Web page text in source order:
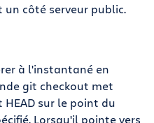
côté serveur public.
à l'instantané en
git checkout met
sur le point du
Lorsqu'il pointe vers